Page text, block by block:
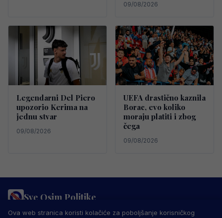
09/08/2026
Legendarni Del Piero
upozorio Kerima na
jednu stvar
09/08/2026
UEFA drastično kaznila
Borac, evo koliko
moraju platiti i zbog
čega
09/08/2026
Sve Osim Politike
PRAVILA PRIVATNOSTIMARKETING USLOVI KORIŠTENJA
Ova web stranica koristi kolačiće za poboljšanje korisničkog